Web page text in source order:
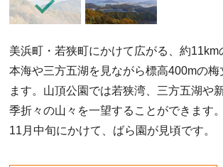
美浜町・若狭町にかけて広がる、約11km
本海や三方五湖を見ながら標高400mの梅
ます。山頂公園では若狭湾、三方五湖や
季折々の山々を一望することができます
11月中旬にかけて、ばら園が見頃です。